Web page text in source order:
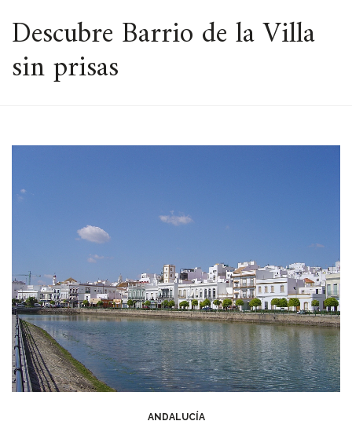
ESPACIO
Descubre Barrio de la Villa
sin prisas
ANDALUCÍA